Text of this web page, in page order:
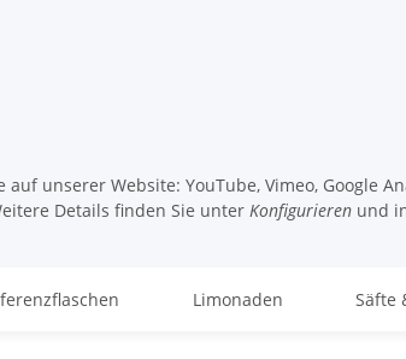
unserer Website: YouTube, Vimeo, Google
Details finden Sie unter Konfigurieren und
Limonaden Säfte